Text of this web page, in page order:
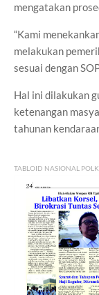
mengatakan
“Kami
melakukan
sesuai dengan
Hal ini dilakukan
ketenangan
tahunan
TABLOID NASIONAL